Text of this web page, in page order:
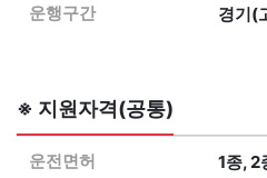
운행구간 경기(
※ 지원자격(공통)
운전면허 1종, 2